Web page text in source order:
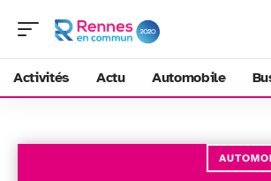
Activités Actu Automobile